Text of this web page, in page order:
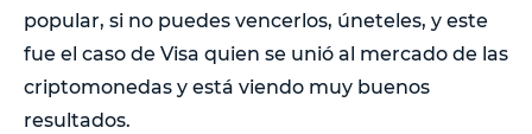
popular, si no puedes vencerlos, úneteles, y este
fue el caso de Visa quien se unió al mercado de las
criptomonedas y está viendo muy buenos
resultados.